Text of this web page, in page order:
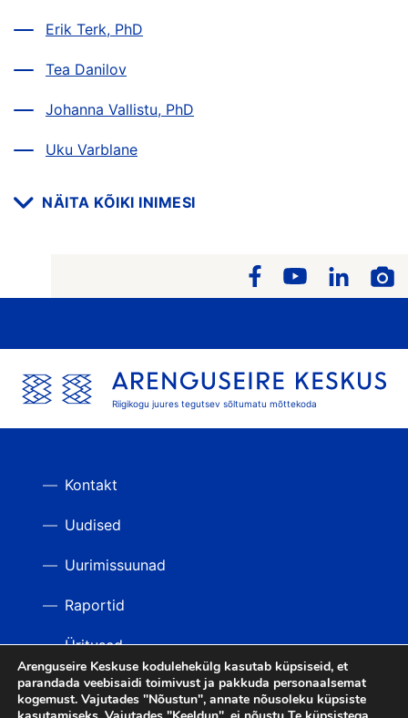
Erik Terk, PhD
Tea Danilov
Johanna Vallistu, PhD
Uku Varblane
NÄITA KÕIKI INIMESI
Riigikogu juures tegutsev sõltumatu mõttekoda
TAGASI ÜLES
Kontakt
Uudised
Uurimissuunad
Raportid
Üritused
Videod
Arenguseire Keskuse kodulehekülg kasutab küpsiseid, et
parandada veebisaidi toimivust ja pakkuda personaalsemat
kogemust. Vajutades "Nõustun", annate nõusoleku küpsiste